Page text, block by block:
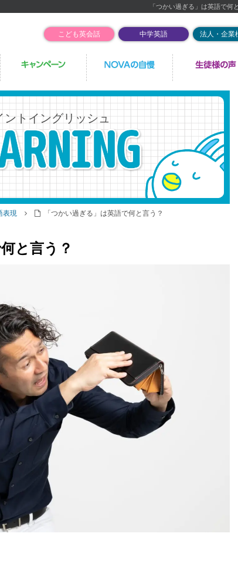
「つかい過ぎる」は英語で何
こども英会話 中学英語 法人・企業
ントイングリッシュ
表現 「つかい過ぎる」は英語で何と言う？
と言う？